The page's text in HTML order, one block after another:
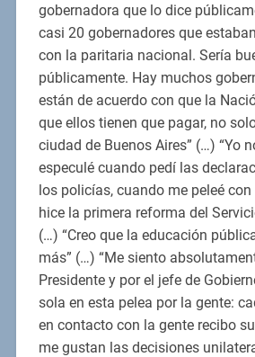
gobernadora que lo dice
casi 20 gobernadores que
con la paritaria nacional. Sería
públicamente. Hay muchos
están de acuerdo con que la
que ellos tienen que pagar, no
ciudad de Buenos Aires” (…) “Yo
especulé cuando pedí las
los policías, cuando me peleé
hice la primera reforma del
(…) “Creo que la educación
más” (…) “Me siento
Presidente y por el jefe de
sola en esta pelea por la gente:
en contacto con la gente recibo
me gustan las decisiones